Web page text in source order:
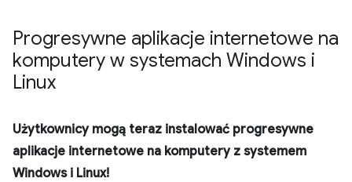
Progresywne aplikacje internetowe na
komputery w systemach Windows i
Linux
Użytkownicy mogą teraz instalować progresywne
aplikacje internetowe na komputery z systemem
Windows i Linux!